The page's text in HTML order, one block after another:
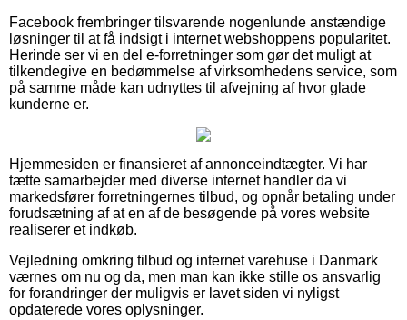
Facebook frembringer tilsvarende nogenlunde anstændige
løsninger til at få indsigt i internet webshoppens popularitet.
Herinde ser vi en del e-forretninger som gør det muligt at
tilkendegive en bedømmelse af virksomhedens service, som
på samme måde kan udnyttes til afvejning af hvor glade
kunderne er.
Hjemmesiden er finansieret af annonceindtægter. Vi har
tætte samarbejder med diverse internet handler da vi
markedsfører forretningernes tilbud, og opnår betaling under
forudsætning af at en af de besøgende på vores website
realiserer et indkøb.
Vejledning omkring tilbud og internet varehuse i Danmark
værnes om nu og da, men man kan ikke stille os ansvarlig
for forandringer der muligvis er lavet siden vi nyligst
opdaterede vores oplysninger.